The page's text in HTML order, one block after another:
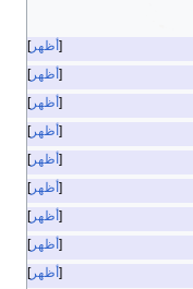
أظهر
أظهر
أظهر
أظهر
أظهر
أظهر
أظهر
أظهر
أظهر